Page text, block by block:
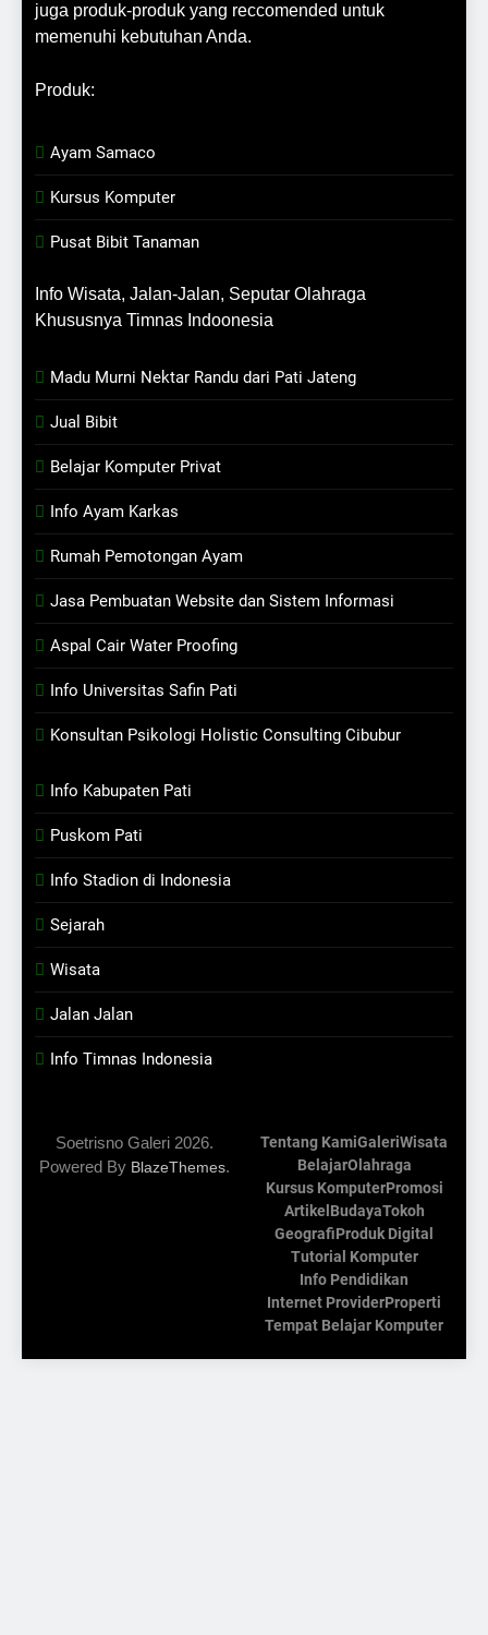
juga produk-produk yang reccomended untuk
memenuhi kebutuhan Anda.
Produk:
Ayam Samaco
Kursus Komputer
Pusat Bibit Tanaman
Info Wisata, Jalan-Jalan, Seputar Olahraga
Khususnya Timnas Indoonesia
Madu Murni Nektar Randu dari Pati Jateng
Jual Bibit
Belajar Komputer Privat
Info Ayam Karkas
Rumah Pemotongan Ayam
Jasa Pembuatan Website dan Sistem Informasi
Aspal Cair Water Proofing
Info Universitas Safin Pati
Konsultan Psikologi Holistic Consulting Cibubur
Info Kabupaten Pati
Puskom Pati
Info Stadion di Indonesia
Sejarah
Wisata
Jalan Jalan
Info Timnas Indonesia
Soetrisno Galeri 2026.
Powered By BlazeThemes.
Tentang KamiGaleriWisata
BelajarOlahraga
Kursus KomputerPromosi
Artikel BudayaTokoh
GeografiProduk Digital
Tutorial Komputer
Info Pendidikan
Internet ProviderProperti
Tempat Belajar Komputer